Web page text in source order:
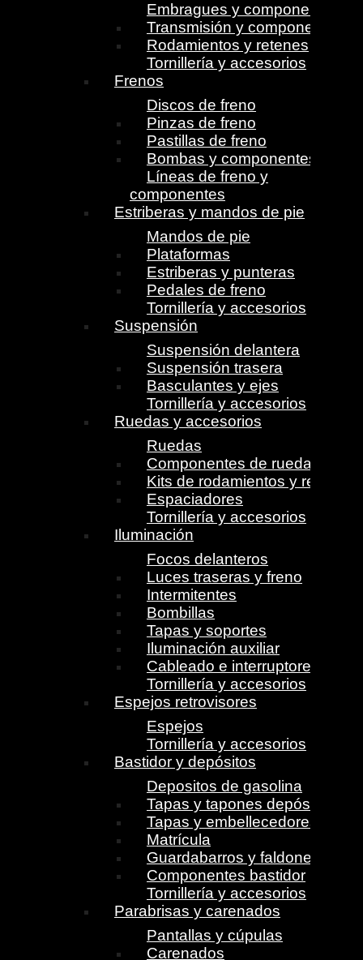
Embragues y componentes
Transmisión y componentes
Rodamientos y retenes
Tornillería y accesorios
Frenos
Discos de freno
Pinzas de freno
Pastillas de freno
Bombas y componentes
Líneas de freno y
componentes
Estriberas y mandos de pie
Mandos de pie
Plataformas
Estriberas y punteras
Pedales de freno
Tornillería y accesorios
Suspensión
Suspensión delantera
Suspensión trasera
Basculantes y ejes
Tornillería y accesorios
Ruedas y accesorios
Ruedas
Componentes de ruedas
Kits de rodamientos y retenes
Espaciadores
Tornillería y accesorios
Iluminación
Focos delanteros
Luces traseras y freno
Intermitentes
Bombillas
Tapas y soportes
Iluminación auxiliar
Cableado e interruptores
Tornillería y accesorios
Espejos retrovisores
Espejos
Tornillería y accesorios
Bastidor y depósitos
Depositos de gasolina
Tapas y tapones depósito
Tapas y embellecedores
Matrícula
Guardabarros y faldones
Componentes bastidor
Tornillería y accesorios
Parabrisas y carenados
Pantallas y cúpulas
Carenados